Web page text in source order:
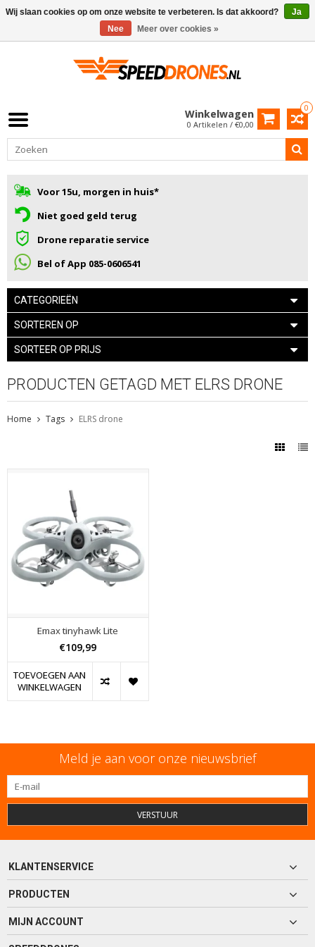
0
Winkelwagen
0 Artikelen / €0,00
Voor 15u, morgen in huis*
Niet goed geld terug
Drone reparatie service
Bel of App 085-0606541
CATEGORIEËN
SORTEREN OP
SORTEER OP PRIJS
PRODUCTEN GETAGD MET ELRS DRONE
Home Tags ELRS drone
Emax tinyhawk Lite
€109,99
TOEVOEGEN AAN
WINKELWAGEN
Meld je aan voor onze nieuwsbrief
VERSTUUR
KLANTENSERVICE
PRODUCTEN
MIJN ACCOUNT
Wij slaan cookies op om onze website te verbeteren. Is dat akkoord?
Ja
Nee
Meer over cookies »